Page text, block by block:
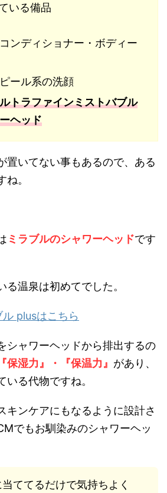
いる備品
ンディショナー・ボディー
ール系の洗顔
トラファインミストバブル
ヘッド
置いてない事もあるので、ある
。
ミラブルのシャワーヘッドです
る温泉は初めてでした。
plusはこちら
シャワーヘッドから排出するの
保湿力』・『保温力』 があり、
いる代物ですね。
キンケアにもなるように設計さ
でもお馴染みのシャワーヘッ
ててるだけで気持ちよく